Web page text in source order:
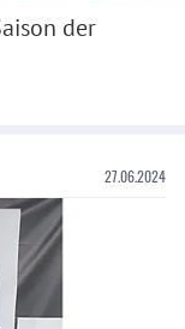
der
27.06.2024